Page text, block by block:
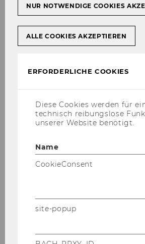
(Chair Prof. Dr. Puck)
NUR NOTWENDIGE COOKIES
ALLE COOKIES AKZEPTIEREN
ERFORDERLICHE COOKIES
Diese Cookies werden für
technisch reibungslose
unserer Website benötigt.
Name
CookieConsent
site-popup